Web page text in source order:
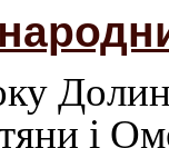
і